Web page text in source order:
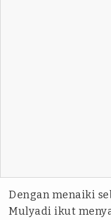
Dengan menaiki
Mulyadi ikut